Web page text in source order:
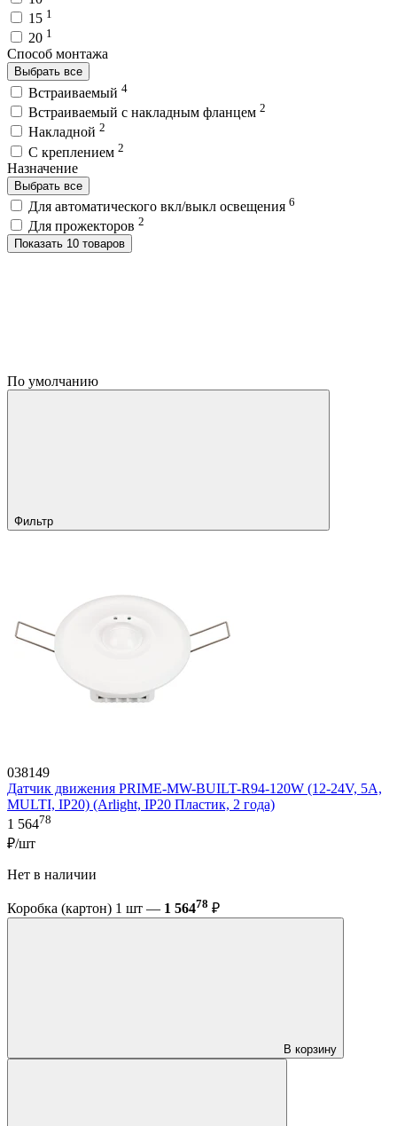
15 1
20 1
Способ монтажа
Выбрать все
Встраиваемый 4
Встраиваемый с накладным фланцем 2
Накладной 2
С креплением 2
Назначение
Выбрать все
Для автоматического вкл/выкл освещения 6
Для прожекторов 2
Показать 10 товаров
По умолчанию
Фильтр
038149
Датчик движения PRIME-MW-BUILT-R94-120W (12-24V, 5A,
MULTI, IP20) (Arlight, IP20 Пластик, 2 года)
1 56478
₽/шт
Нет в наличии
Коробка (картон) 1 шт — 1 56478 ₽
В корзину